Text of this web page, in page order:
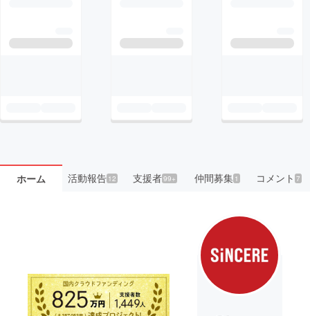
ホーム 活動報告12 支援者99+ 仲間募集 1 コメント7